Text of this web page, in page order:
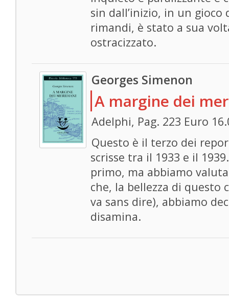
sin dall’inizio, in un
rimandi, è stato a sua
ostracizzato.
Georges Simenon
A margine dei
Adelphi, Pag. 223 Euro
Questo è il terzo dei
scrisse tra il 1933 e il
primo, ma abbiamo
che, la bellezza di questo
va sans dire), abbiamo
disamina.